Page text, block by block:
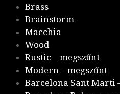
Brass
Brainstorm
Macchia
Wood
Rustic – megszűnt
Modern – megszűnt
Barcelona Sant Marti